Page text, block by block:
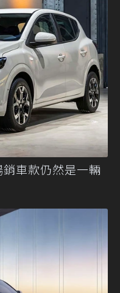
車款仍然是一輛